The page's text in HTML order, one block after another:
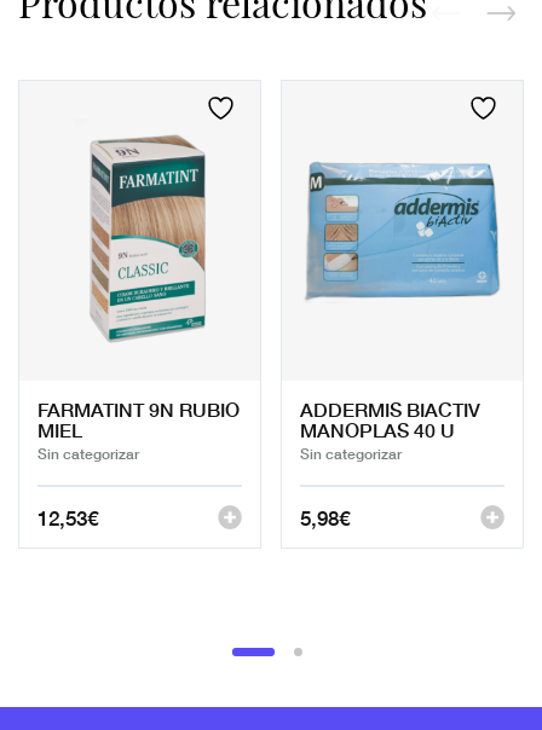
FARMATINT 9N RUBIO
MIEL
Sin categorizar
12,53€
ADDERMIS BIACTIV
MANOPLAS 40 U
Sin categorizar
5,98€